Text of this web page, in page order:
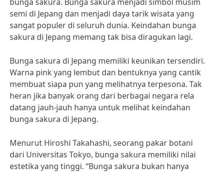
semi di Jepang dan menjadi daya tarik wisata yang
sangat populer di seluruh dunia. Keindahan bunga
sakura di Jepang memang tak bisa diragukan lagi.
Bunga sakura di Jepang memiliki keunikan tersendiri.
Warna pink yang lembut dan bentuknya yang cantik
membuat siapa pun yang melihatnya terpesona. Tak
heran jika banyak orang dari berbagai negara rela
datang jauh-jauh hanya untuk melihat keindahan
bunga sakura di Jepang.
Menurut Hiroshi Takahashi, seorang pakar botani
dari Universitas Tokyo, bunga sakura memiliki nilai
estetika yang tinggi. “Bunga sakura bukan hanya